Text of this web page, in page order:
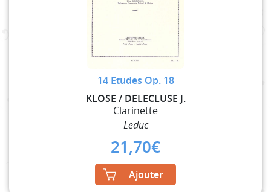
14 Etudes Op. 18
KLOSE / DELECLUSE J.
Clarinette
Leduc
21,70€
Ajouter